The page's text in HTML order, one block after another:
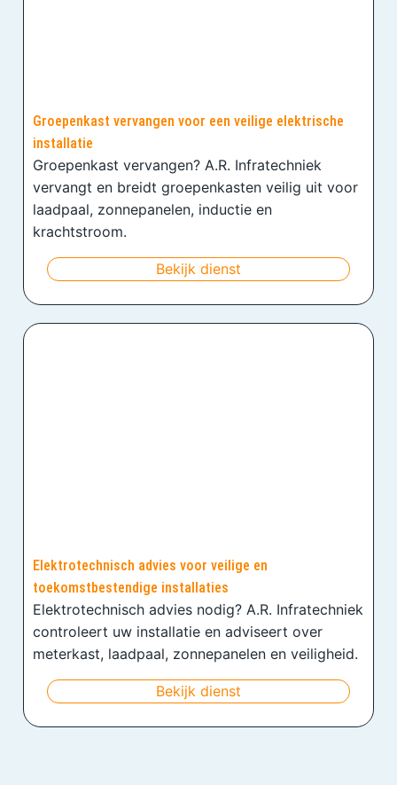
Groepenkast vervangen voor een veilige elektrische
installatie
Groepenkast vervangen? A.R. Infratechniek
vervangt en breidt groepenkasten veilig uit voor
laadpaal, zonnepanelen, inductie en
krachtstroom.
Bekijk dienst
Elektrotechnisch advies voor veilige en
toekomstbestendige installaties
Elektrotechnisch advies nodig? A.R. Infratechniek
controleert uw installatie en adviseert over
meterkast, laadpaal, zonnepanelen en veiligheid.
Bekijk dienst